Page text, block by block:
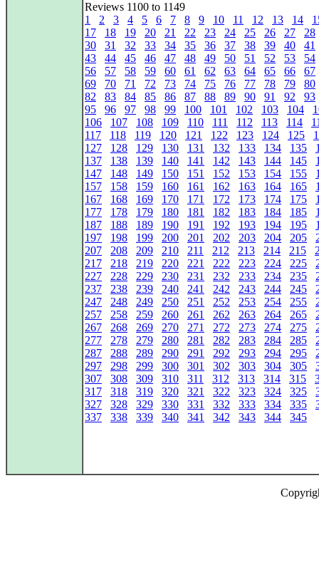
Reviews 1100 to 1149
1
2 3 4 5 6 7 8 9 10 11 12 13 14
17
18 19 20 21 22 23 24 25 26 27
28
30
31 32 33 34 35 36 37 38 39 40
41
43
44 45 46 47 48 49 50 51 52 53
54
56
57 58 59 60 61 62 63 64 65 66
67
69
70 71 72 73 74 75 76 77 78 79
80
82
83 84 85 86 87 88 89 90 91 92
93
95
96 97 98 99 100 101 102 103 104
106
107 108 109 110 111 112 113 114
117
118 119 120 121 122 123 124 125
127
128 129 130 131 132 133 134 135
137
138 139 140 141 142 143 144 145
147
148 149 150 151 152 153 154 155
157
158 159 160 161 162 163 164 165
167
168 169 170 171 172 173 174 175
177
178 179 180 181 182 183 184 185
187
188 189 190 191 192 193 194 195
197
198 199 200 201 202 203 204 205
207
208 209 210 211 212 213 214 215
217
218 219 220 221 222 223 224 225
227
228 229 230 231 232 233 234 235
237
238 239 240 241 242 243 244 245
247
248 249 250 251 252 253 254 255
257
258 259 260 261 262 263 264 265
267
268 269 270 271 272 273 274 275
277
278 279 280 281 282 283 284 285
287
288 289 290 291 292 293 294 295
297
298 299 300 301 302 303 304 305
307
308 309 310 311 312 313 314 315
317
318 319 320 321 322 323 324 325
327
328 329 330 331 332 333 334 335
337
338 339 340 341 342 343 344 345